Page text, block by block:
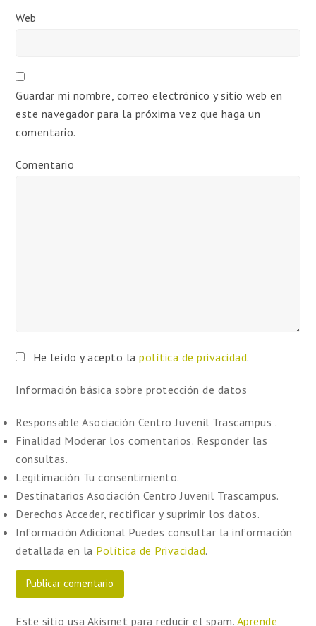
Web
Guardar mi nombre, correo electrónico y sitio web en
este navegador para la próxima vez que haga un
comentario.
Comentario
He leído y acepto lapolítica de privacidad.
Información básica sobre protección de datos
Responsable Asociación Centro Juvenil Trascampus .
Finalidad Moderar los comentarios. Responder las
consultas.
Legitimación Tu consentimiento.
Destinatarios Asociación Centro Juvenil Trascampus.
Derechos Acceder, rectificar y suprimir los datos.
Información Adicional Puedes consultar la información
detallada en la Política de Privacidad.
Este sitio usa Akismet para reducir el spam. Aprende